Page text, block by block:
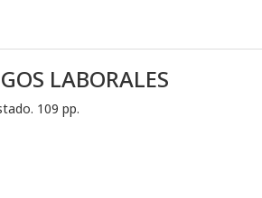
LABORALES
109 pp.